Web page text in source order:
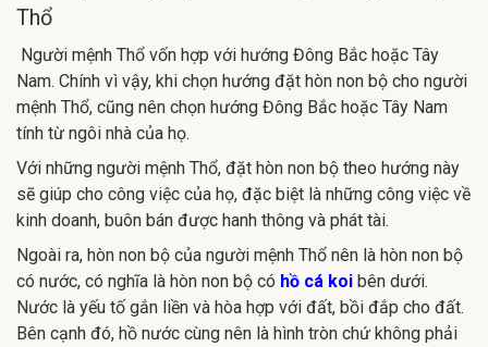
Thổ
Người mệnh Thổ vốn hợp với hướng Đông Bắc hoặc Tây
Nam. Chính vì vậy, khi chọn hướng đặt hòn non bộ cho người
mệnh Thổ, cũng nên chọn hướng Đông Bắc hoặc Tây Nam
tính từ ngôi nhà của họ.
Với những người mệnh Thổ, đặt hòn non bộ theo hướng này
sẽ giúp cho công việc của họ, đặc biệt là những công việc về
kinh doanh, buôn bán được hanh thông và phát tài.
Ngoài ra, hòn non bộ của người mệnh Thổ nên là hòn non bộ
có nước, có nghĩa là hòn non bộ có hồ cá koi bên dưới.
Nước là yếu tố gắn liền và hòa hợp với đất, bồi đắp cho đất.
Bên cạnh đó, hồ nước cùng nên là hình tròn chứ không phải